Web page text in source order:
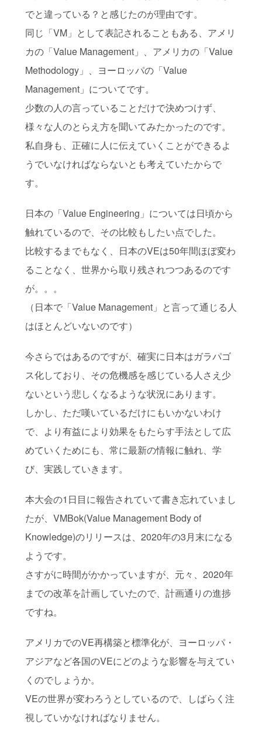
でと違っている？と感じたのが理由です。
同じ「VM」として表記されることもある、アメリ
カの「Value Management」、アメリカの「Value
Methodology」、ヨーロッパの「Value
Management」についてです。
少数の人の言っていることだけで決めつけず、
様々な人のとらえ方を聞いてみたかったのです。
私自身も、正確に人に伝えていくことができるよ
うでいなければならないとも考えていたからで
す。
日本の「Value Engineering」については日頃から
触れているので、その比較もしたい点でした。
比較するまでもなく、日本のVEは50年間ほぼ変わ
ることなく、世界から取り残されつつあるのです
が。。。
（日本で「Value Management」と言って通じる人
はほとんどいないのです）
今さらではあるのですが、確実に日本はガラパゴ
ス化しており、その危機感を感じている人さえ少
ないという悲しくなるような状況にあります。
しかし、ただ嘆いているだけにもいかないわけ
で、より有益により効果をもたらす手法として広
めていくためにも、常に最新の情報に触れ、学
び、実践していきます。
本大会の1日目に報告されていて書き忘れていまし
たが、VMBok(Value Management Body of
Knowledge)のリリースは、2020年の3月末になる
ようです。
さすがに時間がかかっていますが、元々、2020年
までの改革を計画していたので、計画通りの進捗
ですね。
アメリカでのVE再構築と標準化が、ヨーロッパ・
アジアなど各国のVEにどのような影響を与えてい
くのでしょうか。
VEの世界が変わろうとしているので、しばらく注
視していかなければなりません。